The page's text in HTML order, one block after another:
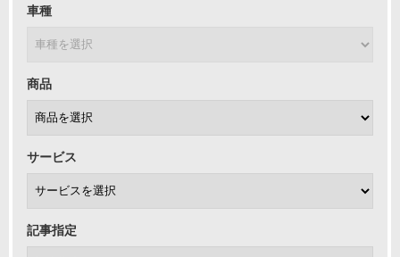
車種
商品
サービス
記事指定